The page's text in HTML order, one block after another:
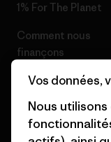
1% For The Planet
Comment nous
finançons
Cartes cadeaux
Nos magasins
Vos données,
Nous